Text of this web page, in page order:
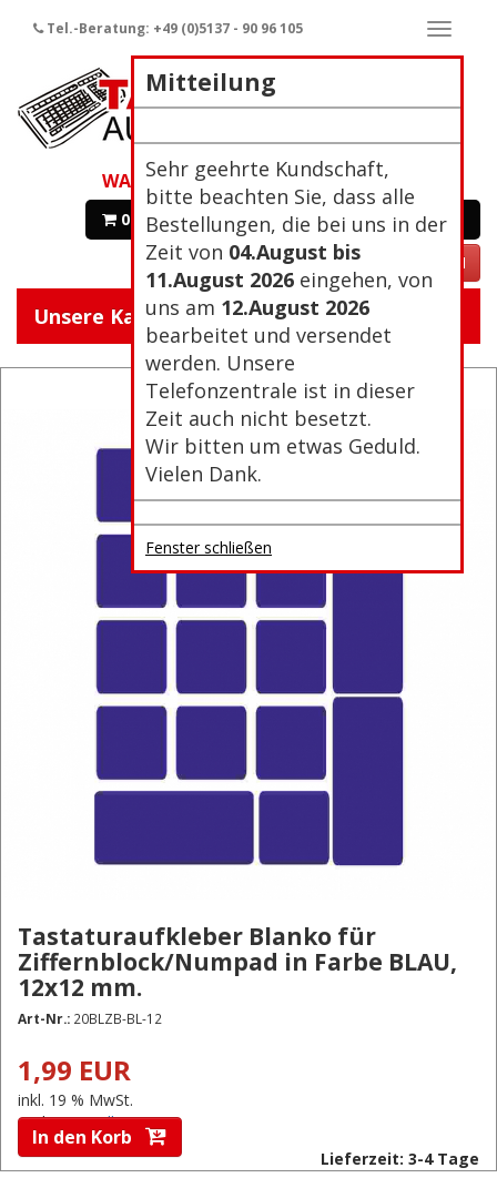
Mitteilung
Sehr geehrte Kundschaft,
bitte beachten Sie, dass alle
Bestellungen, die bei uns in der
Zeit von 04.August bis
11.August 2026 eingehen, von
uns am 12.August 2026
bearbeitet und versendet
werden. Unsere
Telefonzentrale ist in dieser
Zeit auch nicht besetzt.
Wir bitten um etwas Geduld.
Vielen Dank.
Fenster schließen
ein-/
Tel.-Beratung: +49 (0)5137 - 90 96 105
WARENKORB
0 Artikel 0,00€ Zur Kasse
VERTRAG WIDERRUFEN
ein/
Unsere Kategorien:
Tastaturaufkleber Blanko für
Ziffernblock/Numpad in Farbe BLAU,
12x12 mm.
Art-Nr.: 20BLZB-BL-12
1,99 EUR
inkl. 19 % MwSt.
zzgl.Versandkosten
Lieferzeit: 3-4 Tage
In den Korb